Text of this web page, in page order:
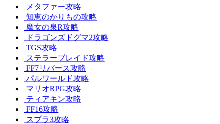
メタファー攻略
知恵のかりもの攻略
魔女の泉R攻略
ドラゴンズドグマ2攻略
TGS攻略
ステラーブレイド攻略
FF7リバース攻略
パルワールド攻略
マリオRPG攻略
ティアキン攻略
FF16攻略
スプラ3攻略